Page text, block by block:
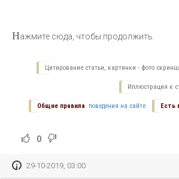
Нажмите сюда, чтобы продолжить.
Цитирование статьи, картинки - фото
Иллюстрация к
Есть
Общие правила поведения на сайте.
0
29-10-2019, 03:00